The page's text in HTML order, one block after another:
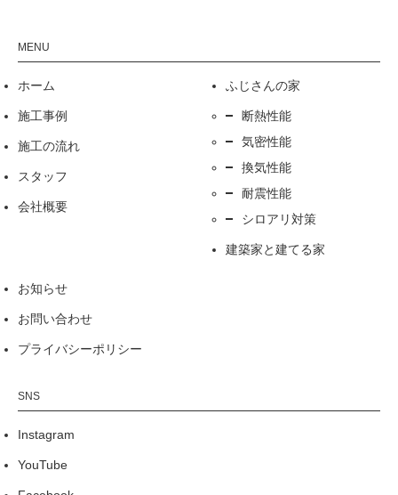
ホーム
施工事例
施工の流れ
スタッフ
会社概要
ふじさんの家
断熱性能
気密性能
換気性能
耐震性能
シロアリ対策
建築家と建てる家
お知らせ
お問い合わせ
プライバシーポリシー
Instagram
YouTube